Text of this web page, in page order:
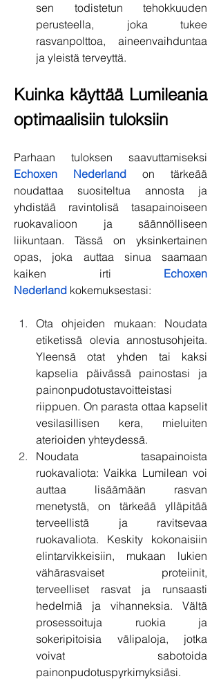
sen todistetun tehokkuuden
perusteella, joka tukee
rasvanpolttoa, aineenvaihduntaa
ja yleistä terveyttä.
Kuinka käyttää Lumileania
optimaalisiin tuloksiin
Echoxen Nederland on tärkeää
noudattaa suositeltua annosta ja
yhdistää ravintolisä tasapainoiseen
ruokavalioon ja säännölliseen
liikuntaan. Tässä on yksinkertainen
opas, joka auttaa sinua saamaan
kaiken irti Echoxen
Nederland kokemuksestasi:
Ota ohjeiden mukaan: Noudata
etiketissä olevia annostusohjeita.
Yleensä otat yhden tai kaksi
kapselia päivässä painostasi ja
painonpudotustavoitteistasi
riippuen. On parasta ottaa kapselit
vesilasillisen kera, mieluiten
aterioiden yhteydessä.
Noudata tasapainoista
ruokavaliota: Vaikka Lumilean voi
auttaa lisäämään rasvan
menetystä, on tärkeää ylläpitää
terveellistä ja ravitsevaa
ruokavaliota. Keskity kokonaisiin
elintarvikkeisiin, mukaan lukien
vähärasvaiset proteiinit,
terveelliset rasvat ja runsaasti
hedelmiä ja vihanneksia. Vältä
prosessoituja ruokia ja
sokeripitoisia välipaloja, jotka
voivat sabotoida
painonpudotuspyrkimyksiäsi.